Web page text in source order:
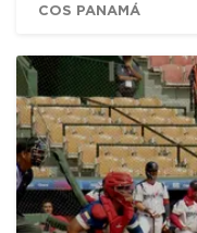
COS PANAMÁ